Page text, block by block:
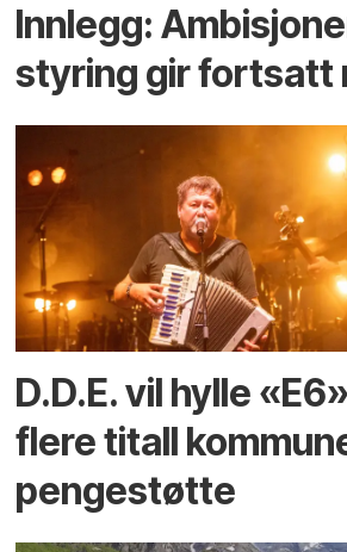
Innlegg:
styring gir fortsatt
D.D.E. vil hylle
flere titall
pengestøtte